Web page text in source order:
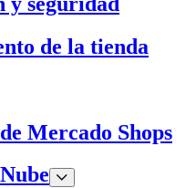
de la tienda
Mercado Shops